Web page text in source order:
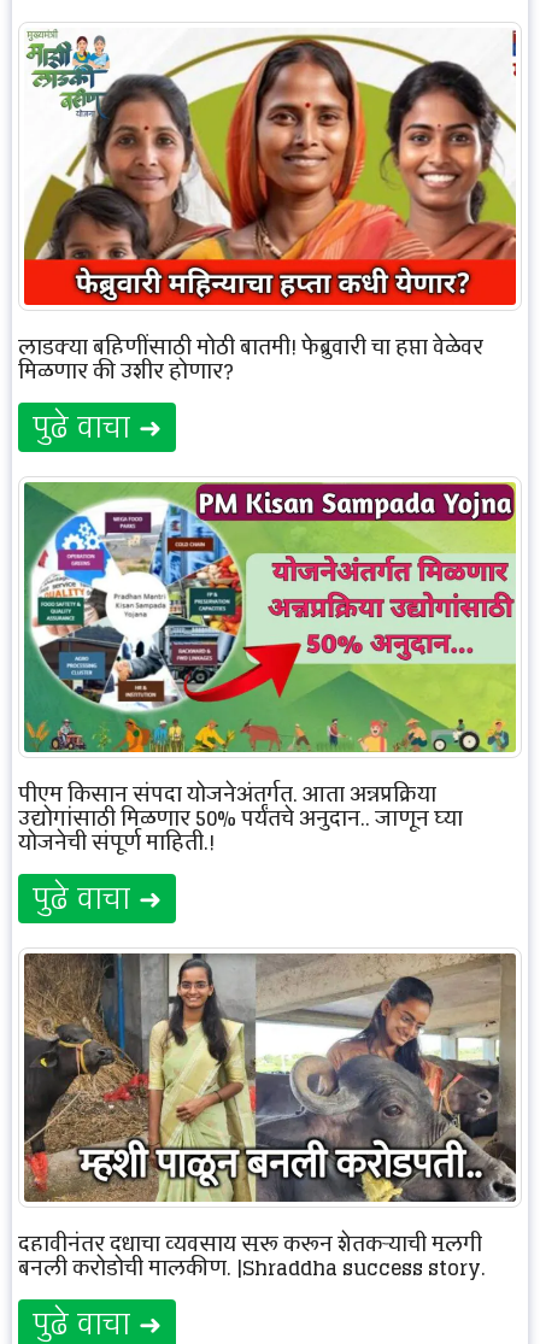
लाडक्या बहिणींसाठी मोठी बातमी! फेब्रुवारी चा हप्ता वेळेवर
मिळणार की उशीर होणार?
पुढे वाचा ➜
पीएम किसान संपदा योजनेअंतर्गत, आता अन्नप्रक्रिया
उद्योगांसाठी मिळणार 50% पर्यंतचे अनुदान.. जाणून घ्या
योजनेची संपूर्ण माहिती.!
पुढे वाचा ➜
दहावीनंतर दुधाचा व्यवसाय सुरू करून शेतकऱ्याची मुलगी
बनली करोडोची मालकीण. |Shraddha success story.
पुढे वाचा ➜